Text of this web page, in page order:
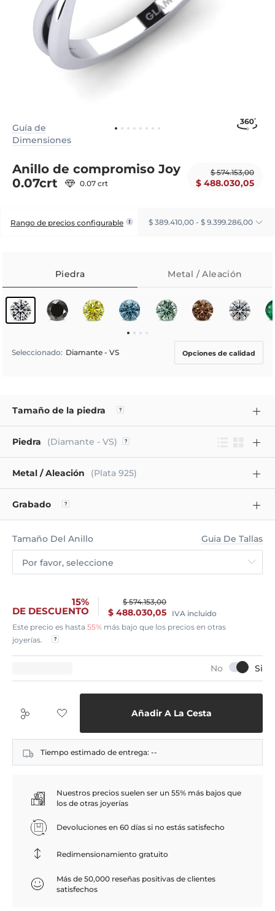
Guía de
Dimensiones
Anillo de compromiso Joy
0.07crt
0.07 crt
$ 574.153,00
$ 488.030,05
Rango de precios configurable $ 389.410,00 - $ 9.399.286,00
Piedra Metal / Aleación
Seleccionado: Diamante - VS Opciones de calidad
Tamaño de la piedra
Piedra (Diamante - VS)
Metal / Aleación (Plata 925)
Grabado
Tamaño Del Anillo Guia De Tallas
Por favor, seleccione
15%
DE DESCUENTO
$ 574.153,00
$ 488.030,05
IVA incluido
Este precio es hasta 55% más bajo que los precios en otras
joyerías.
Añadir A La Cesta
Tiempo estimado de entrega: --
Nuestros precios suelen ser un 55% más bajos que
los de otras joyerías
Devoluciones en 60 días si no estás satisfecho
Redimensionamiento gratuito
Más de 50,000 reseñas positivas de clientes
satisfechos